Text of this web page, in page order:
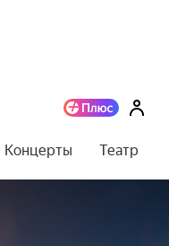
Концерты Театр